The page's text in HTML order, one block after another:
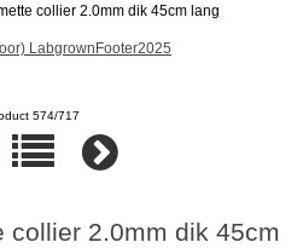
:: zilveren Gourmette collier 2.0mm dik 45cm lang
574/717
2.0mm dik 45cm